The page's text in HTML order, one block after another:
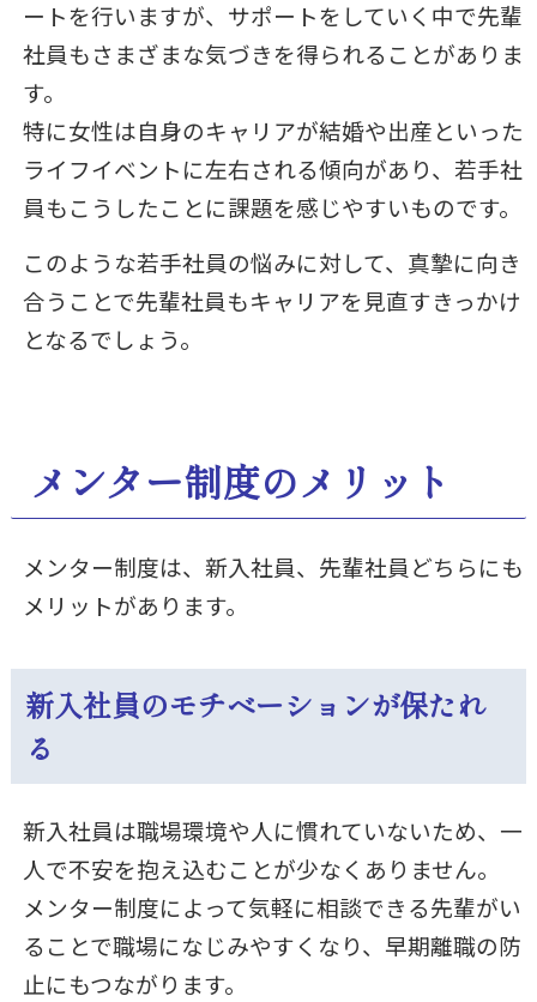
ートを行いますが、サポートをしていく中で先輩
社員もさまざまな気づきを得られることがありま
す。
特に女性は自身のキャリアが結婚や出産といった
ライフイベントに左右される傾向があり、若手社
員もこうしたことに課題を感じやすいものです。
このような若手社員の悩みに対して、真摯に向き
合うことで先輩社員もキャリアを見直すきっかけ
となるでしょう。
メンター制度のメリット
メンター制度は、新入社員、先輩社員どちらにも
メリットがあります。
新入社員のモチベーションが保たれ
る
新入社員は職場環境や人に慣れていないため、一
人で不安を抱え込むことが少なくありません。
メンター制度によって気軽に相談できる先輩がい
ることで職場になじみやすくなり、早期離職の防
止にもつながります。